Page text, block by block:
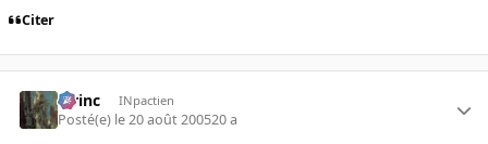
Citer
lorinc INpactien
Posté(e) le 20 août 200520 a